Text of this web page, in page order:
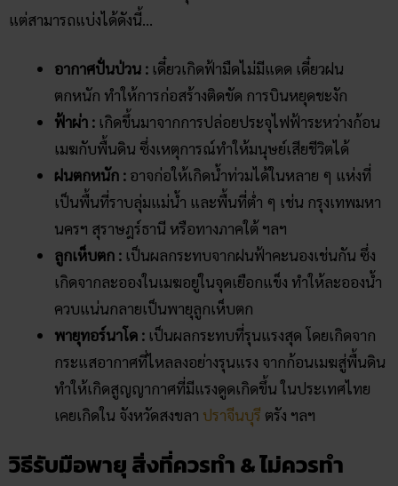
แต่สามารถแบ่งได้ดังนี้…
อากาศปั่นป่วน : เดี๋ยวเกิดฟ้ามืดไม่มีแดด เดี๋ยวฝน
ตกหนัก ทำให้การก่อสร้างติดขัด การบินหยุดชะงัก
ฟ้าผ่า : เกิดขึ้นมาจากการปล่อยประจุไฟฟ้าระหว่างก้อน
เมฆกับพื้นดิน ซึ่งเหตุการณ์ทำให้มนุษย์เสียชีวิตได้
ฝนตกหนัก : อาจก่อให้เกิดน้ำท่วมได้ในหลาย ๆ แห่งที่
เป็นพื้นที่ราบลุ่มแม่น้ำ และพื้นที่ต่ำ ๆ เช่น กรุงเทพมหา
นครฯ สุราษฎร์ธานี หรือทางภาคใต้ ฯลฯ
ลูกเห็บตก : เป็นผลกระทบจากฝนฟ้าคะนองเช่นกัน ซึ่ง
เกิดจากละอองในเมฆอยู่ในจุดเยือกแข็ง ทำให้ละอองน้ำ
ควบแน่นกลายเป็นพายุลูกเห็บตก
พายุทอร์นาโด : เป็นผลกระทบที่รุนแรงสุด โดยเกิดจาก
กระแสอากาศที่ไหลลงอย่างรุนแรง จากก้อนเมฆสู่พื้นดิน
ทำให้เกิดสูญญากาศที่มีแรงดูดเกิดขึ้น ในประเทศไทย
เคยเกิดใน จังหวัดสงขลา ปราจีนบุรี ตรัง ฯลฯ
วิธีรับมือพายุ สิ่งที่ควรทำ & ไม่ควรทำ